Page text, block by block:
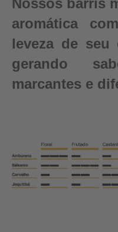
Nossos barris
aromática
leveza de seu
gerando
marcantes e